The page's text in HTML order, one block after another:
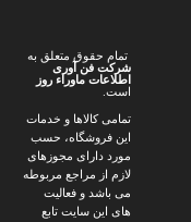
تمام حقوق متعلق به
شرکت فن آوری
اطلاعات ماوراء روز
است.
تمامی کالاها و خدمات
این فروشگاه، حسب
مورد دارای مجوزهای
لازم از مراجع مربوطه
می باشد و فعالیت
های این سایت تابع